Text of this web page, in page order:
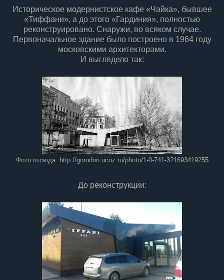
Историческое модернистское кафе «Чайка», бывшее
«Тиффани», а до этого «Гардиния», полностью
реконструировано. Снаружи, во всяком случае.
Первоначальное здание было построено в 1964 году
московскими архитекторами.
И выглядело так:
Фото отсюда: http://gorodnn.ucoz.ru/photo/1-0-741-3?1693419255
До реконструкции: